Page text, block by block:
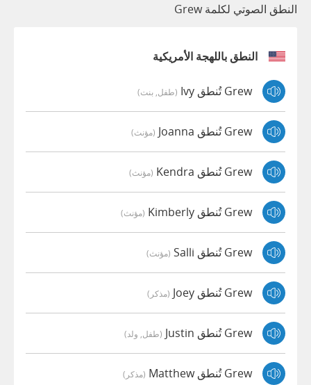
النطق الصوتي لكلمة Grew
النطق باللهجة الأمريكية
Grew تُنطق Ivy (طفل, بنت)
Grew تُنطق Joanna (مؤنث)
Grew تُنطق Kendra (مؤنث)
Grew تُنطق Kimberly (مؤنث)
Grew تُنطق Salli (مؤنث)
Grew تُنطق Joey (مذكر)
Grew تُنطق Justin (طفل, ولد)
Grew تُنطق Matthew (مذكر)